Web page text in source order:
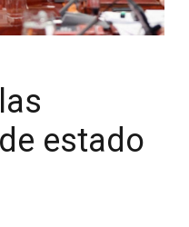
estado